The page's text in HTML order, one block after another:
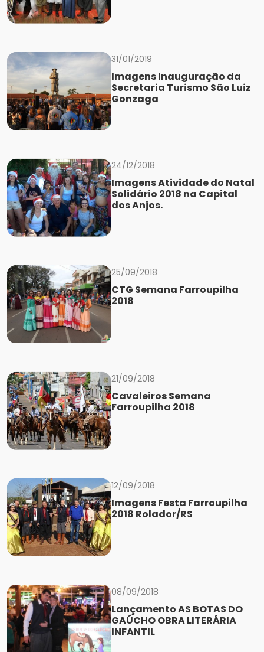
31/01/2019
Imagens Inauguração da
Secretaria Turismo São Luiz
Gonzaga
24/12/2018
Imagens Atividade do Natal
Solidário 2018 na Capital
dos Anjos.
25/09/2018
CTG Semana Farroupilha
2018
21/09/2018
Cavaleiros Semana
Farroupilha 2018
12/09/2018
Imagens Festa Farroupilha
2018 Rolador/RS
08/09/2018
Lançamento AS BOTAS DO
GAÚCHO OBRA LITERÁRIA
INFANTIL